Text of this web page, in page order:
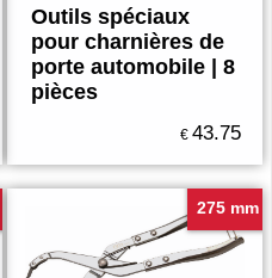
Outils spéciaux
pour charnières de
porte automobile | 8
pièces
€ 43.75
275 mm